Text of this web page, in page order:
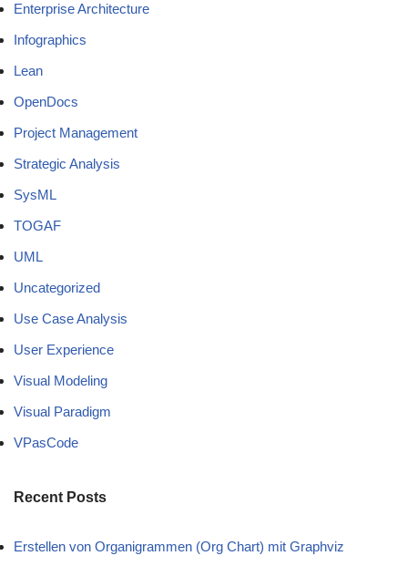
Enterprise Architecture
Infographics
Lean
OpenDocs
Project Management
Strategic Analysis
SysML
TOGAF
UML
Uncategorized
Use Case Analysis
User Experience
Visual Modeling
Visual Paradigm
VPasCode
Recent Posts
Erstellen von Organigrammen (Org Chart) mit Graphviz